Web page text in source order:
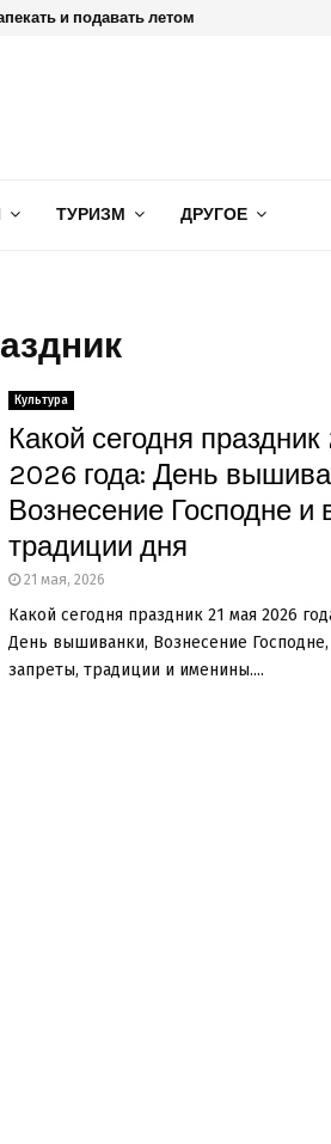
и подавать летом
ТУРИЗМ ДРУГОЕ
Культура
Какой сегодня праздник
2026 года: День
Вознесение Господне и
традиции дня
21 мая, 2026
Какой сегодня праздник 21 мая 2026
День вышиванки, Вознесение
запреты, традиции и именины....